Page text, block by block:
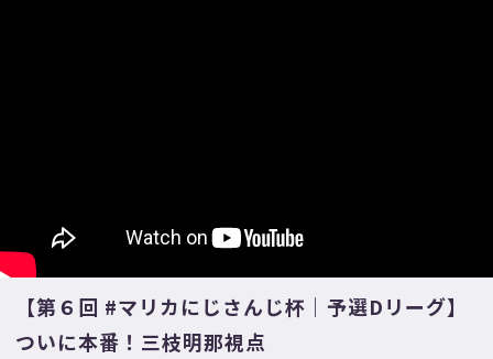
【第６回 #マリカにじさんじ杯｜予選Dリーグ】
ついに本番！三枝明那視点